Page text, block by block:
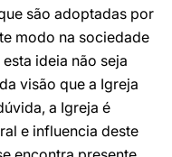
são adoptadas por
modo na sociedade
ideia não seja
visão que a Igreja
a Igreja é
e influencia deste